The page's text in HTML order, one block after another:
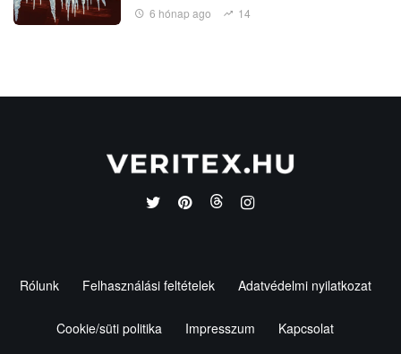
6 hónap ago 14
Rólunk Felhasználási feltételek Adatvédelmi nyilatkozat
Cookie/süti politika Impresszum Kapcsolat